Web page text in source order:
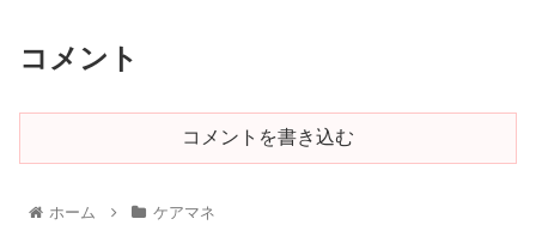
コメント
コメントを書き込む
ホーム ケアマネ